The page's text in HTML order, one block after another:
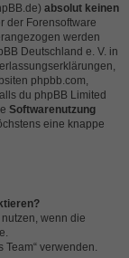
absolut keinen
der Forensoftware
werden
Deutschland e. V. in
phpbb.com,
du phpBB Limited
Softwarenutzung
eine knappe
wenn die
Team“ verwenden.